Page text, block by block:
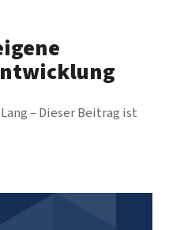
Dieser Beitrag ist